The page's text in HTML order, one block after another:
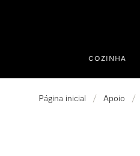
COZINHA
Página inicial / Apoio /